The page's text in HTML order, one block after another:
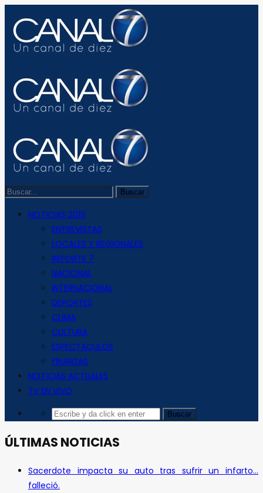
NOTICIAS 2019
ENTREVISTAS
LOCALES Y REGIONALES
REPORTE 7
NACIONAL
INTERNACIONAL
DEPORTES
CLIMA
CULTURA
ESPECTACULOS
FINANZAS
NOTICIAS ACTUALES
TV EN VIVO
ÚLTIMAS NOTICIAS
Sacerdote impacta su auto tras sufrir un infarto…
falleció.